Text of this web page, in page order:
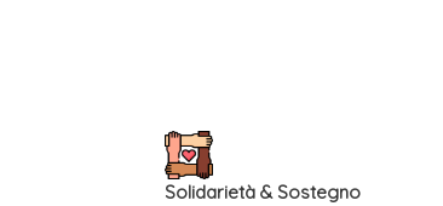
Solidarietà & Sostegno